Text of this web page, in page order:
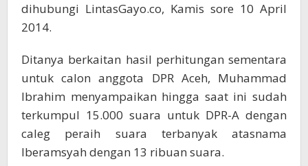
dihubungi LintasGayo.co, Kamis sore 10 April
2014.
Ditanya berkaitan hasil perhitungan sementara
untuk calon anggota DPR Aceh, Muhammad
Ibrahim menyampaikan hingga saat ini sudah
terkumpul 15.000 suara untuk DPR-A dengan
caleg peraih suara terbanyak atasnama
Iberamsyah dengan 13 ribuan suara.